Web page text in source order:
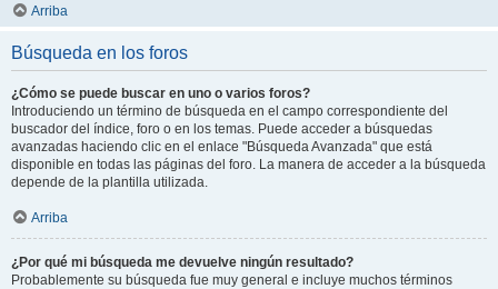
Arriba
Búsqueda en los foros
¿Cómo se puede buscar en uno o varios foros?
Introduciendo un término de búsqueda en el campo correspondiente del
buscador del índice, foro o en los temas. Puede acceder a búsquedas
avanzadas haciendo clic en el enlace "Búsqueda Avanzada" que está
disponible en todas las páginas del foro. La manera de acceder a la búsqueda
depende de la plantilla utilizada.
Arriba
¿Por qué mi búsqueda me devuelve ningún resultado?
Probablemente su búsqueda fue muy general e incluye muchos términos